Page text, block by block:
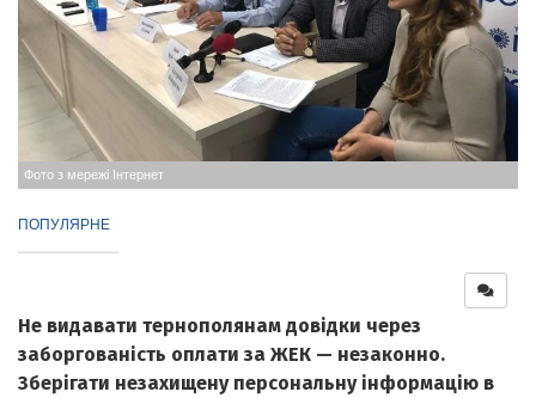
Фото з мережі Інтернет
ПОПУЛЯРНЕ
Не видавати тернополянам довідки через
заборгованість оплати за ЖЕК — незаконно.
Зберігати незахищену персональну інформацію в